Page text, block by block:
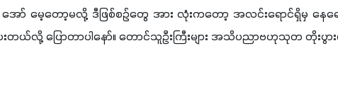
ော် မေ့တော့မလို့ ဒီဖြစ်စဉ်တွေ အား လုံးကတော့ အလင်းရောင်ရှိမှ နေရော
ယ်လို့ ပြောတာပါနော်။ တောင်သူဦးကြီးများ အသိပညာဗဟုသုတ တိုးပွားပ